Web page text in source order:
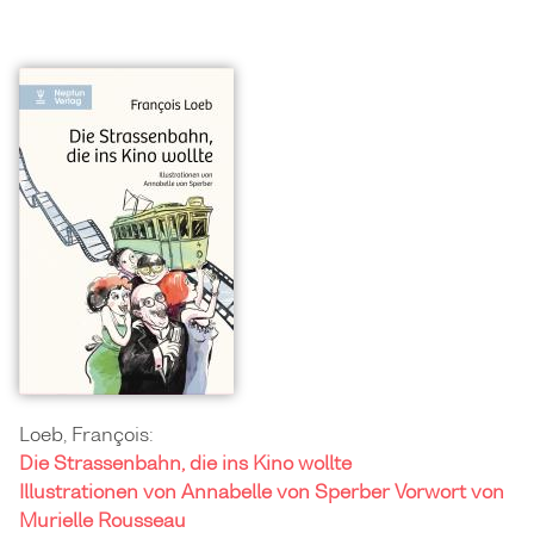
Loeb, François:
Die Strassenbahn, die ins Kino wollte
Illustrationen von Annabelle von Sperber Vorwort von
Murielle Rousseau